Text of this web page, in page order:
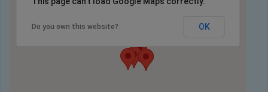
Do you own this website? OK